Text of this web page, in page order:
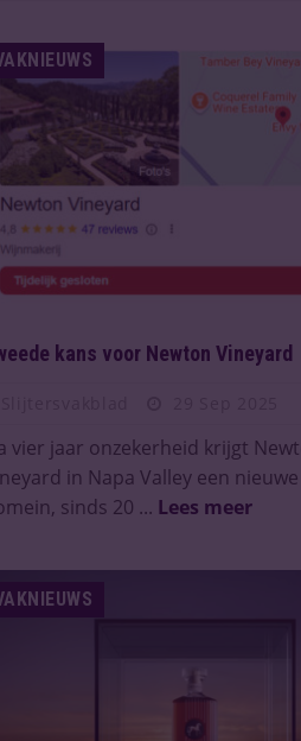
kans voor Newton Vineyard
vier jaar onzekerheid krijgt
in Napa Valley een
sinds 20 ... Lees meer